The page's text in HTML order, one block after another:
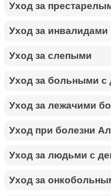
Уход за
Уход за инвалидами
Уход за слепыми
Уход за больными с
Уход за лежачими
Уход при болезни
Уход за людьми с
Уход за